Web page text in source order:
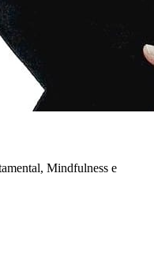
Mindfulness e